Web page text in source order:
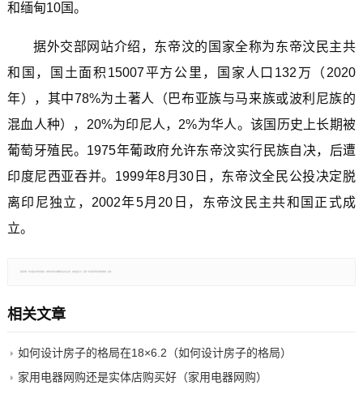
和缅甸10国。
据外交部网站介绍，东帝汶的国家全称为东帝汶民主共
和国，国土面积15007平方公里，国家人口132万（2020
年），其中78%为土著人（巴布亚族与马来族或波利尼族的
混血人种），20%为印尼人，2%为华人。该国历史上长期被
葡萄牙殖民。1975年葡政府允许东帝汶实行民族自决，后遭
印度尼西亚吞并。1999年8月30日，东帝汶全民公投决定脱
离印尼独立，2002年5月20日，东帝汶民主共和国正式成
立。
相关文章
如何设计房子的格局在18×6.2（如何设计房子的格局）
家用电器网购还是实体店购买好（家用电器网购）